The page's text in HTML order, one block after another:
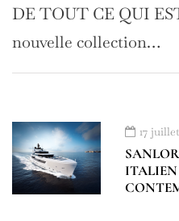
DE TOUT CE QUI
nouvelle collection…
17
ITALIEN